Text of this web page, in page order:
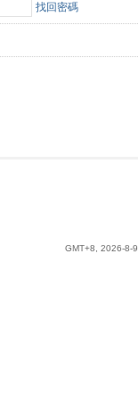
找回密碼
GMT+8, 2026-8-